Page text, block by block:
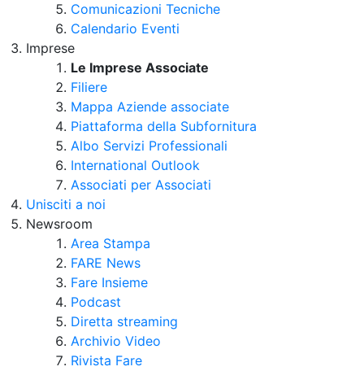
Comunicazioni Tecniche
Calendario Eventi
Imprese
Le Imprese Associate
Filiere
Mappa Aziende associate
Piattaforma della Subfornitura
Albo Servizi Professionali
International Outlook
Associati per Associati
Unisciti a noi
Newsroom
Area Stampa
FARE News
Fare Insieme
Podcast
Diretta streaming
Archivio Video
Rivista Fare